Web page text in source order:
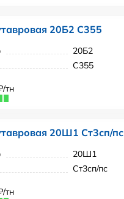
20Б2 С355
20Б2
С355
тн
20Ш1 Ст3сп/пс
20Ш1
Ст3сп/пс
тн